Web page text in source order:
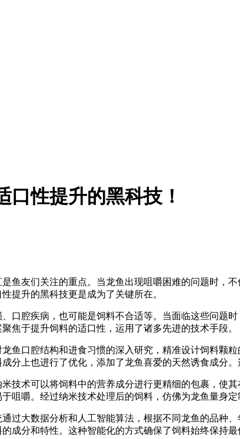
性提升的黑科技！
鱼友们关注的重点。当龙鱼出现咀嚼困难的问题时，
提升的黑科技更是成为了关键所在。
口腔疾病，也可能是饲料不合适等。当面临这些问题
焦于提升饲料的适口性，运用了诸多先进的技术手段。
鱼口腔结构和进食习惯的深入研究，精准设计饲料颗
分上也进行了优化，添加了龙鱼喜爱的天然诱食成分
技术可以将饲料中的营养成分进行更精细的包裹，使
咀嚼。经过纳米技术处理后的饲料，仿佛为龙鱼量身定
过大数据分析和人工智能算法，根据不同龙鱼的品种
成分和特性。这种智能化的方式确保了饲料始终保持